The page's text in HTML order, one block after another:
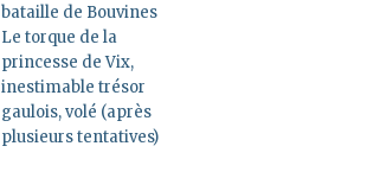
bataille de Bouvines
Le torque de la
princesse de Vix,
inestimable trésor
gaulois, volé (après
plusieurs tentatives)